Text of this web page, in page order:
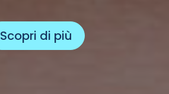
Scopri di più